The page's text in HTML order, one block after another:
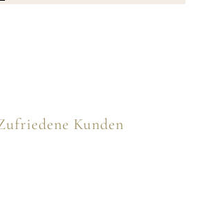
Kunden